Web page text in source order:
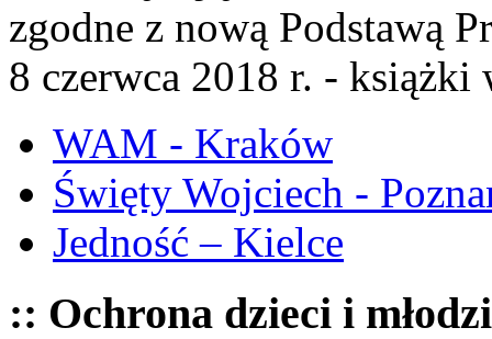
zgodne z nową Podstawą
8 czerwca 2018 r. -
WAM - Kraków
Święty Wojciech -
Jedność – Kielce
:: Ochrona dzieci i